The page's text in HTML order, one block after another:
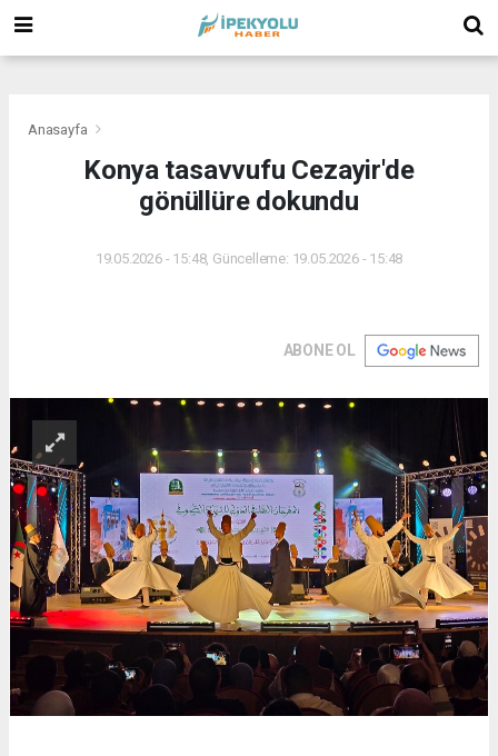
Anasayfa
Konya tasavvufu Cezayir'de
gönüllüre dokundu
19.05.2026 - 15:48, Güncelleme: 19.05.2026 - 15:48
ABONE OL